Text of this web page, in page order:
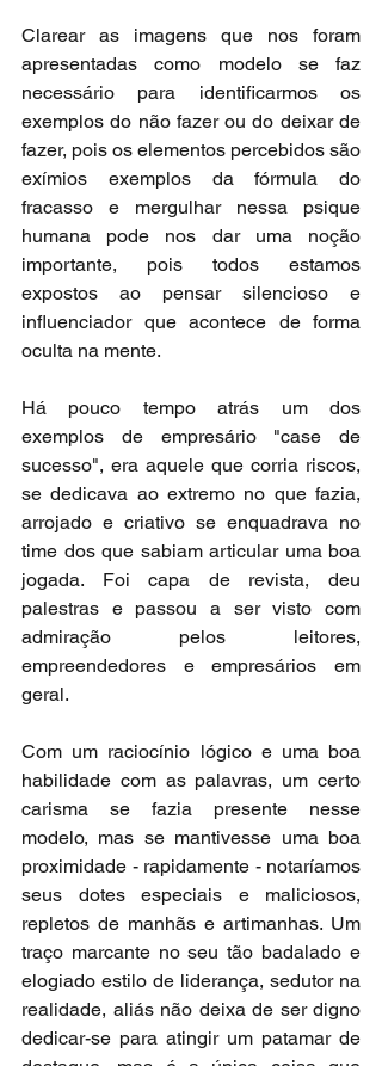
Clarear as imagens que nos foram
apresentadas como modelo se faz
necessário para identificarmos os
exemplos do não fazer ou do deixar de
fazer, pois os elementos percebidos são
exímios exemplos da fórmula do
fracasso e mergulhar nessa psique
humana pode nos dar uma noção
importante, pois todos estamos
expostos ao pensar silencioso e
influenciador que acontece de forma
oculta na mente.
Há pouco tempo atrás um dos
exemplos de empresário "case de
sucesso", era aquele que corria riscos,
se dedicava ao extremo no que fazia,
arrojado e criativo se enquadrava no
time dos que sabiam articular uma boa
jogada. Foi capa de revista, deu
palestras e passou a ser visto com
admiração pelos leitores,
empreendedores e empresários em
geral.
Com um raciocínio lógico e uma boa
habilidade com as palavras, um certo
carisma se fazia presente nesse
modelo, mas se mantivesse uma boa
proximidade - rapidamente - notaríamos
seus dotes especiais e maliciosos,
repletos de manhãs e artimanhas. Um
traço marcante no seu tão badalado e
elogiado estilo de liderança, sedutor na
realidade, aliás não deixa de ser digno
dedicar-se para atingir um patamar de